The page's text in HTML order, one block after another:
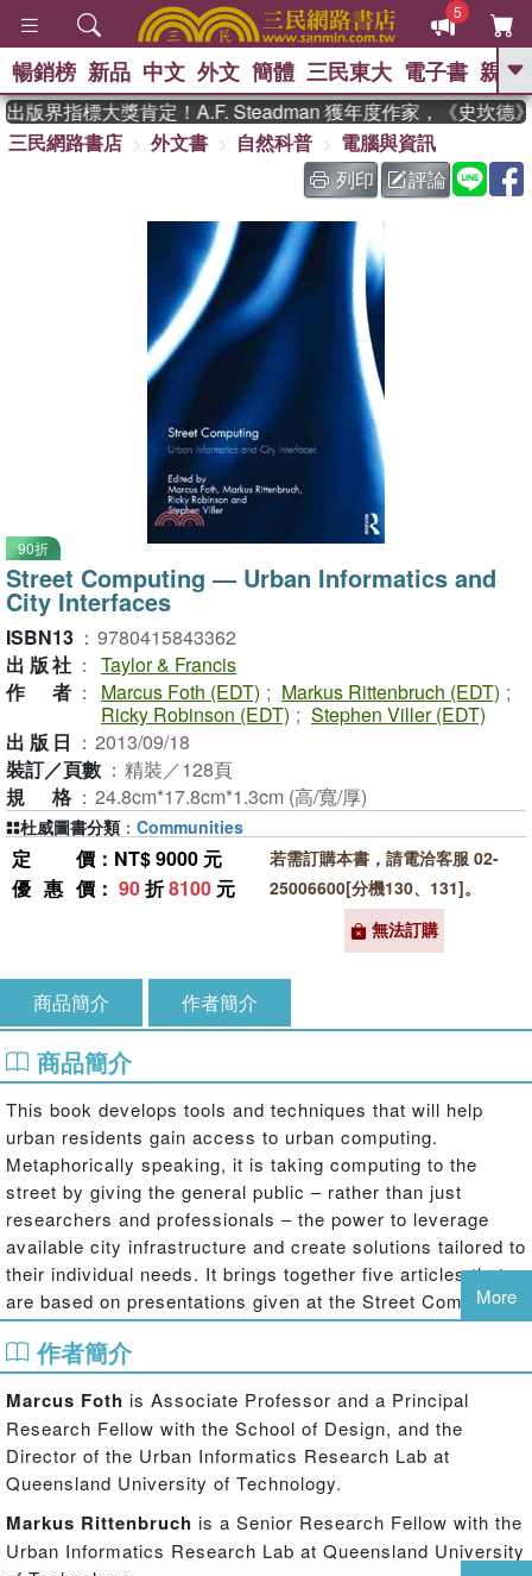
5
GO
熱搜： 東野圭吾 、 The Odyssey
、 如果歷史是一群喵 、 暑期
國際布克獎 臺灣漫遊錄 、 方
念華 、 台灣的李登輝時代
孩：黎曼猜想
、 偉大的迷走神經
暢銷榜 新品 中文 外文 簡體 三民東大 電子書 親子
版界指標大獎肯定！A.F. Steadman 獲年度作家，《史坎德》
三民網路書店
外文書 自然科普
電腦與資訊
列印
評論
90折
Street Computing ― Urban Informatics and
City Interfaces
ISBN13 ： 9780415843362
出版社 ： Taylor & Francis
作者 ： Marcus Foth (EDT) ; Markus Rittenbruch (EDT) ;
Ricky Robinson (EDT) ; Stephen Viller (EDT)
出版日 ： 2013/09/18
裝訂／頁數 ： 精裝／128頁
規格 ： 24.8cm*17.8cm*1.3cm (高/寬/厚)
定價 ：NT$ 9000 元
優惠價 ： 90折8100 元
若需訂購本書，請電洽客服 02-
25006600[分機130、131]。
無法訂購
杜威圖書分類 ： Communities
商品簡介 作者簡介
商品簡介
This book develops tools and techniques that will help
urban residents gain access to urban computing.
Metaphorically speaking, it is taking computing to the
street by giving the general public – rather than just
researchers and professionals – the power to leverage
available city infrastructure and create solutions tailored to
their individual needs. It brings together five articles that
are based on presentations given at the Street Computing
Workshop held on 24 November 2009 in Melbourne in
conjunction with the Australian Computer-Human
Interaction conference (OZCHI 2009).
This volume focuses on applying urban informatics, urban
and community sensing and open application programming
interfaces (APIs) to the public space through the delivery
of online services, on demand and in real time. It then
offers a case study of how the city of Singapore has
harnessed the potential of an online infrastructure so that
More
作者簡介
Marcus Foth is Associate Professor and a Principal
Research Fellow with the School of Design, and the
Director of the Urban Informatics Research Lab at
Queensland University of Technology.
Markus Rittenbruch is a Senior Research Fellow with the
Urban Informatics Research Lab at Queensland University